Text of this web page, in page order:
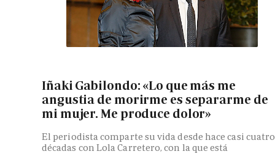
Iñaki Gabilondo: «Lo que más me
angustia de morirme es separarme de
mi mujer. Me produce dolor»
El periodista comparte su vida desde hace casi cuatro
décadas con Lola Carretero, con la que está